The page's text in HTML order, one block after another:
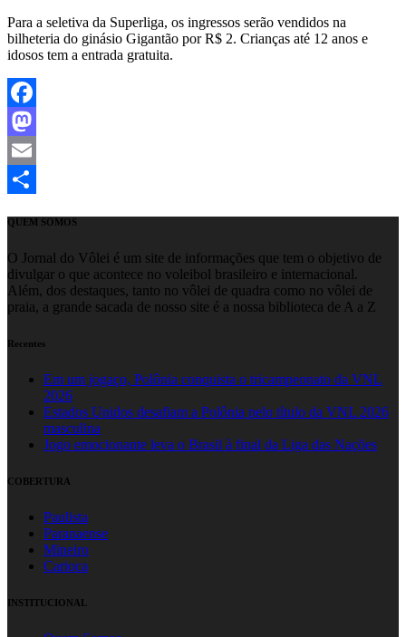
Para a seletiva da Superliga, os ingressos serão vendidos na
bilheteria do ginásio Gigantão por R$ 2. Crianças até 12 anos e
idosos tem a entrada gratuita.
Facebook
Mastodon
Email
QUEM SOMOS
O Jornal do Vôlei é um site de informações que tem o objetivo de
divulgar o que acontece no voleibol brasileiro e internacional.
Além, dos destaques, tanto no vôlei de quadra como no vôlei de
praia, a grande sacada de nosso site é a nossa biblioteca de A a Z
Recentes
Em um jogaço, Polônia conquista o tricampeonato da VNL
2026
Estados Unidos desafiam a Polônia pelo título da VNL 2026
masculina
Jogo emocionante leva o Brasil à final da Liga das Nações
COBERTURA
Paulista
Paranaense
Mineiro
Carioca
INSTITUCIONAL